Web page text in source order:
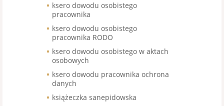
ksero dowodu osobistego
pracownika
ksero dowodu osobistego
pracownika RODO
ksero dowodu osobistego w aktach
osobowych
ksero dowodu pracownika ochrona
danych
książeczka sanepidowska